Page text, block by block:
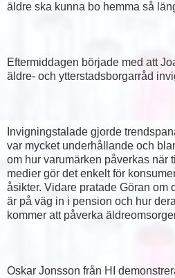
äldre ska kunna bo hemma så
Eftermiddagen började med att
äldre- och ytterstadsborgarråd
Invigningstalade gjorde
var mycket underhållande och
om hur varumärken påverkas när
medier gör det enkelt för
åsikter. Vidare pratade Göran om
är på väg in i pension och hur
kommer att påverka
Oskar Jonsson från HI